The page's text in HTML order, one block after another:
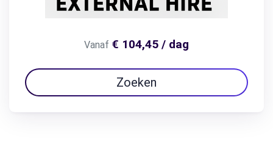
Vanaf € 104,45 / dag
Zoeken